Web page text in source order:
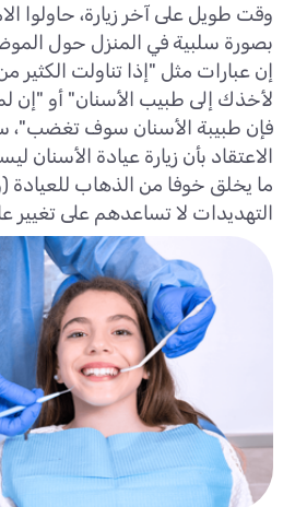
وقت طويل على آخر زيارة، حاولوا
بصورة سلبية في المنزل حول
إن عبارات مثل "إذا تناولت
لأخذك إلى طبيب الأسنان" أو "إن
فإن طبيبة الأسنان سوف تغضب"،
الاعتقاد بأن زيارة عيادة
ما يخلق خوفا من الذهاب للعيادة
التهديدات لا تساعدهم على تغيير